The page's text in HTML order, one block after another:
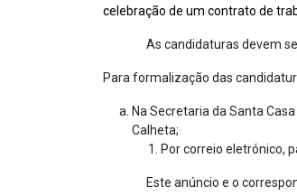
celebração de um contrato de
As candidaturas devem ser
Para formalização das
Na Secretaria da Santa
Calheta;
Por correio eletrónico,
Este anúncio e o